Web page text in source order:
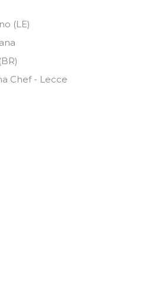
(LE)
Chef - Lecce